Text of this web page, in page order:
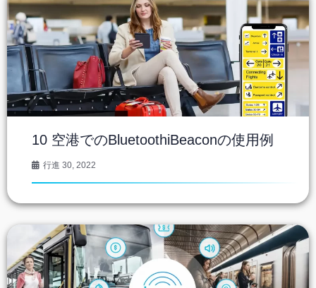
10 空港でのBluetoothiBeaconの使用例
行進 30, 2022